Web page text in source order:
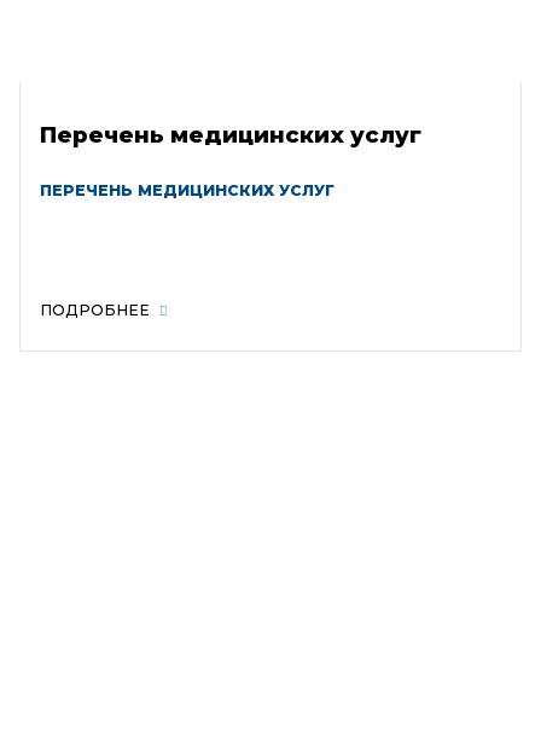
Перечень медицинских услуг
ПЕРЕЧЕНЬ МЕДИЦИНСКИХ УСЛУГ
ПОДРОБНЕЕ